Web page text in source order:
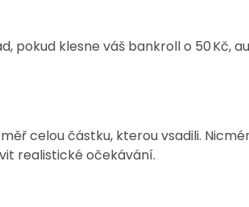
klesne váš bankroll o 50 Kč,
celou částku, kterou vsadili.
realistické očekávání.